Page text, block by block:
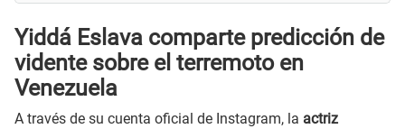
Yiddá Eslava comparte predicción de
vidente sobre el terremoto en
Venezuela
A través de su cuenta oficial de Instagram, la actriz